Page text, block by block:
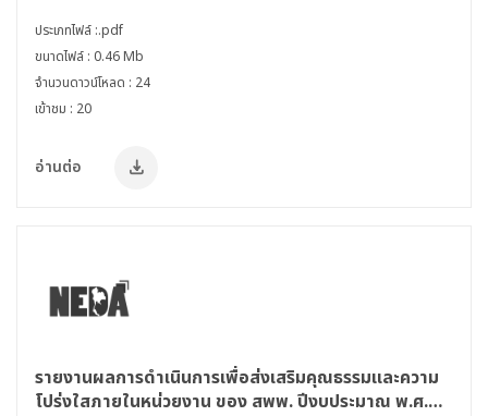
ประเภทไฟล์ :.pdf
ขนาดไฟล์ : 0.46 Mb
จำนวนดาวน์โหลด : 24
เข้าชม : 20
อ่านต่อ
รายงานผลการดำเนินการเพื่อส่งเสริมคุณธรรมและความ
โปร่งใสภายในหน่วยงาน ของ สพพ. ปีงบประมาณ พ.ศ.